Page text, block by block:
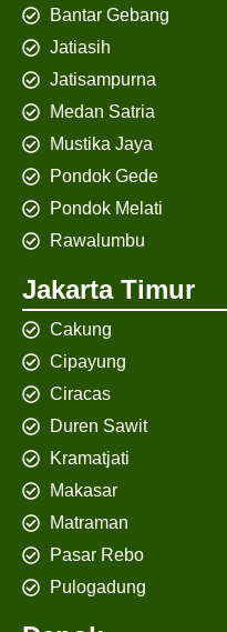
Bantar Gebang
Jatiasih
Jatisampurna
Medan Satria
Mustika Jaya
Pondok Gede
Pondok Melati
Rawalumbu
Jakarta Timur
Cakung
Cipayung
Ciracas
Duren Sawit
Kramatjati
Makasar
Matraman
Pasar Rebo
Pulogadung